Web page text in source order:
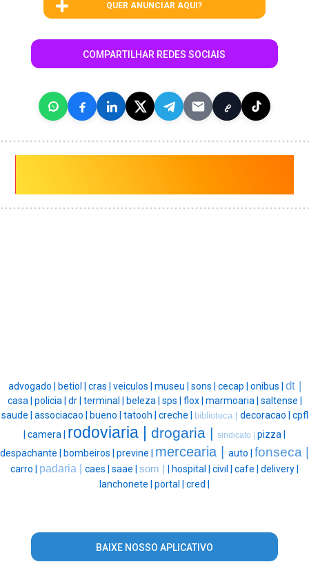
QUER ANUNCIAR AQUI?
COMPARTILHAR REDES SOCIAIS
advogado | betiol | cras | veiculos | museu | sons | cecap | onibus | dt |
casa | policia | dr | terminal | beleza | sps | flox | marmoaria | saltense |
saude | associacao | bueno | tatooh | creche | biblioteca | decoracao | cpfl
camera | rodoviaria | drogaria | sindicato | pizza |
despachante |
bombeiros | previne | mercearia | auto | fonseca |
carro | padaria | caes | saae | som | hospital | civil | cafe | delivery |
lanchonete | portal | cred |
BAIXE NOSSO APLICATIVO